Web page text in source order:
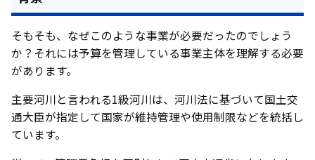
そもそも、なぜこのような事業が必要だったのでしょう
か？それには予算を管理している事業主体を理解する必要
があります。
主要河川と言われる1級河川は、河川法に基づいて国土交
通大臣が指定して国家が維持管理や使用制限などを統括し
ています。